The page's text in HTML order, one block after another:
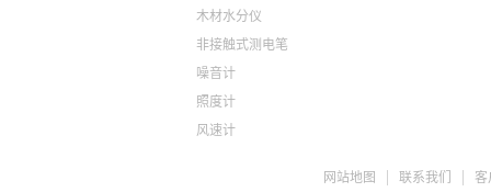
木材水分仪
非接触式测电笔
噪音计
照度计
风速计
网站地图 联系我们 客